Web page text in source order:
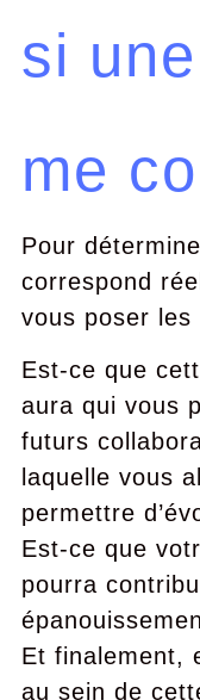
si
me
Pour
correspond
vous poser les
Est-ce que
aura qui vous
futurs
laquelle vous
permettre
Est-ce que
pourra
Et finalement,
au sein de